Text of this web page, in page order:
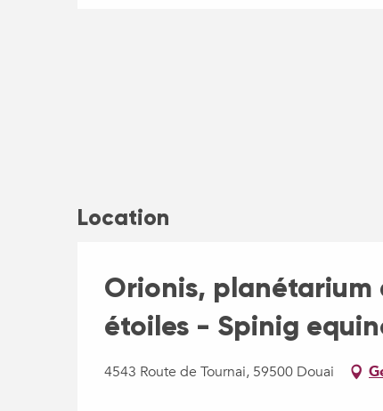
Location
Orionis, planétarium
étoiles - Spinig
4543 Route de Tournai, 59500 Douai